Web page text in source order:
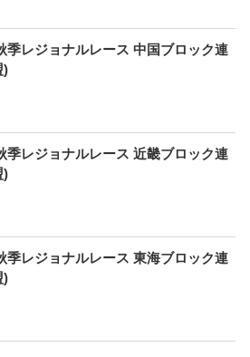
季レジョナルレース 中国ブロック連
)
季レジョナルレース 近畿ブロック連
)
季レジョナルレース 東海ブロック連
)